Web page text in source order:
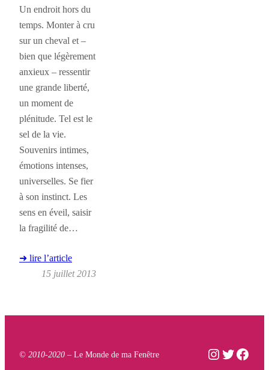
Un endroit hors du
temps. Monter à cru
sur un cheval et –
bien que légèrement
anxieux – ressentir
une grande liberté,
un moment de
plénitude. Tel est le
sel de la vie.
Souvenirs intimes,
émotions intenses,
universelles. Se fier
à son instinct. Les
sens en éveil, saisir
la fragilité de…
➜ lire l’article
15 juillet 2013
© 2010-2020 – Le Monde de ma Fenêtre Instagram
Twitter